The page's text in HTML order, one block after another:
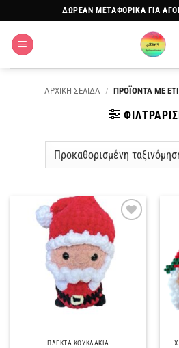
στο
περιεχόμενο
ΔΩΡΕΑΝ ΜΕΤΑΦΟΡΙΚΑ ΓΙΑ
ΑΡΧΙΚΗ ΣΕΛΙΔΑ / ΠΡΟΪΟΝΤΑ ΜΕ
Πρόσθήκη
στην
επιθυμιών
ΠΛΕΚΤΑ KΟΥΚΛΑΚΙΑ